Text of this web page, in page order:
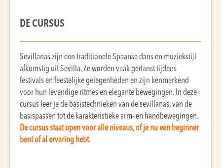
DE CURSUS
Sevillanas zijn een traditionele Spaanse dans en muziekstijl
afkomstig uit Sevilla. Ze worden vaak gedanst tijdens
festivals en feestelijke gelegenheden en zijn kenmerkend
voor hun levendige ritmes en elegante bewegingen. In deze
cursus leer je de basistechnieken van de sevillanas, van de
basispassen tot de karakteristieke arm- en handbewegingen.
De cursus staat open voor alle niveaus, of je nu een beginner
bent of al ervaring hebt.